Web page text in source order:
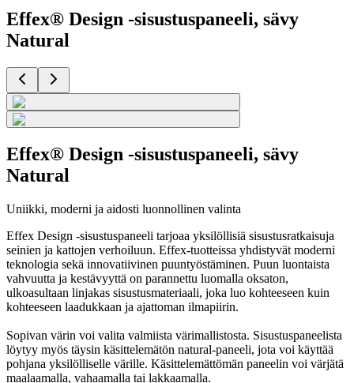
Effex® Design -sisustuspaneeli, sävy
Natural
Effex® Design -sisustuspaneeli, sävy
Natural
Uniikki, moderni ja aidosti luonnollinen valinta
Effex Design -sisustuspaneeli tarjoaa yksilöllisiä sisustusratkaisuja
seinien ja kattojen verhoiluun. Effex-tuotteissa yhdistyvät moderni
teknologia sekä innovatiivinen puuntyöstäminen. Puun luontaista
vahvuutta ja kestävyyttä on parannettu luomalla oksaton,
ulkoasultaan linjakas sisustusmateriaali, joka luo kohteeseen kuin
kohteeseen laadukkaan ja ajattoman ilmapiirin.
Sopivan värin voi valita valmiista värimallistosta. Sisustuspaneelista
löytyy myös täysin käsittelemätön natural-paneeli, jota voi käyttää
pohjana yksilölliselle värille. Käsittelemättömän paneelin voi värjätä
maalaamalla, vahaamalla tai lakkaamalla.